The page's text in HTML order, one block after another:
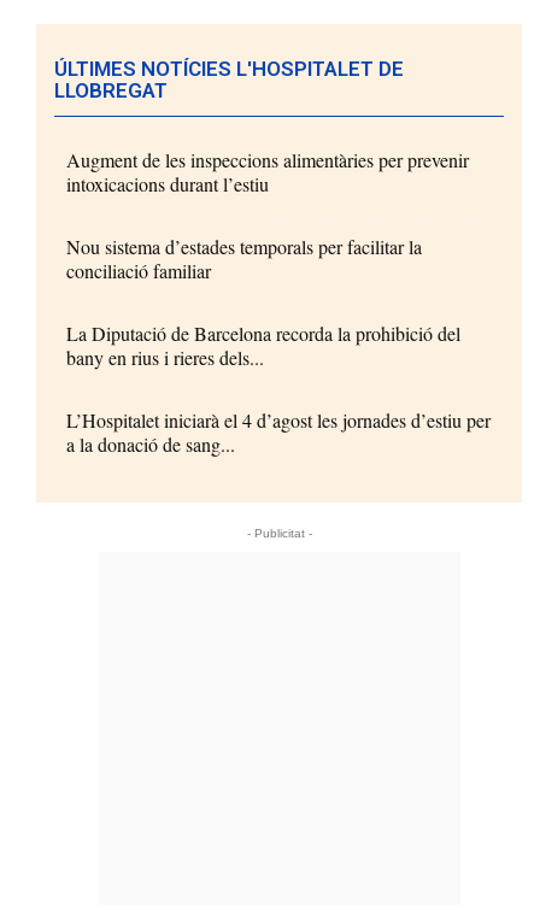
ÚLTIMES NOTÍCIES L'HOSPITALET DE
LLOBREGAT
Augment de les inspeccions alimentàries per prevenir
intoxicacions durant l’estiu
Nou sistema d’estades temporals per facilitar la
conciliació familiar
La Diputació de Barcelona recorda la prohibició del
bany en rius i rieres dels...
L’Hospitalet iniciarà el 4 d’agost les jornades d’estiu per
a la donació de sang...
- Publicitat -